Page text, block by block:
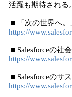
活躍も期待される。
■ 「次の世界へ
https://
■ Salesforceの社
https://
■ Salesforceのサ
https://